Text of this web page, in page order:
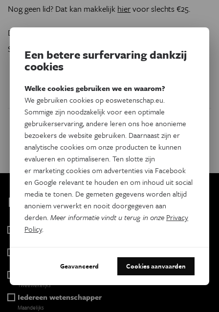
Nog geen lid? Dat kan makkelijk hiervoor slechts €25.
De cursus bestaat uit tien lessen en kost €50. Inschrijven?
Strak plan! Dat kan
Dit evenement delen op:
Facebook Twitter Linkedin
Kies je nieuwsbrief
Eos Wetenschap
Tweewekelijks
Iedereen wetenschapper
Maandelijks
Een betere surfervaring dankzij
cookies
Welke cookies gebruiken we en waarom?
We gebruiken cookies op eoswetenschap.eu.
Sommige zijn noodzakelijk voor een optimale
gebruikerservaring, andere leren ons hoe anonieme
bezoekers de website gebruiken. Daarnaast zijn er
analytische cookies om onze producten te kunnen
evalueren en optimaliseren. Ten slotte zijn
er marketing cookies om advertenties via Facebook
en Google relevant te houden en om inhoud uit social
media te tonen. De gemeten gegevens worden altijd
anoniem verwerkt en nooit doorgegeven aan
derden.Meer informatie vindt u terug in onze Privacy
Policy.
Geavanceerd Cookies aanvaarden